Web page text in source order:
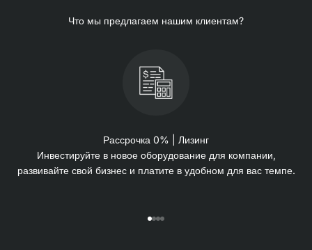
Что мы предлагаем нашим клиентам?
Рассрочка 0% | Лизинг
Инвестируйте в новое оборудование для компании,
развивайте свой бизнес и платите в удобном для вас темпе.